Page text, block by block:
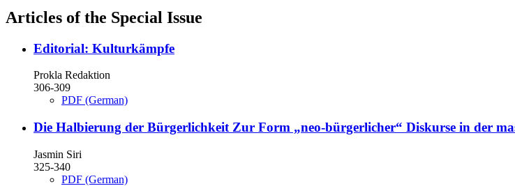
Articles of the Special Issue
Editorial: Kulturkämpfe
Prokla Redaktion
306-309
PDF (German)
Die Halbierung der Bürgerlichkeit Zur Form „neo-bürgerlicher“ Diskurse in der
Jasmin Siri
325-340
PDF (German)